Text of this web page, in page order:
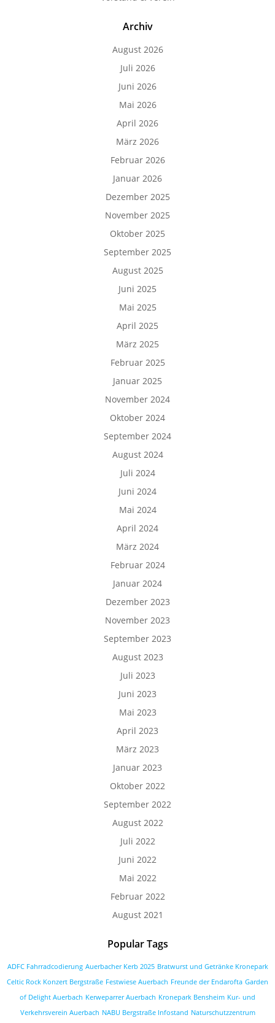
Archiv
August 2026
Juli 2026
Juni 2026
Mai 2026
April 2026
März 2026
Februar 2026
Januar 2026
Dezember 2025
November 2025
Oktober 2025
September 2025
August 2025
Juni 2025
Mai 2025
April 2025
März 2025
Februar 2025
Januar 2025
November 2024
Oktober 2024
September 2024
August 2024
Juli 2024
Juni 2024
Mai 2024
April 2024
März 2024
Februar 2024
Januar 2024
Dezember 2023
November 2023
September 2023
August 2023
Juli 2023
Juni 2023
Mai 2023
April 2023
März 2023
Januar 2023
Oktober 2022
September 2022
August 2022
Juli 2022
Juni 2022
Mai 2022
Februar 2022
August 2021
Popular Tags
ADFC Fahrradcodierung Auerbacher Kerb 2025 Bratwurst und Getränke Kronepark
Celtic Rock Konzert Bergstraße Festwiese Auerbach Freunde der Endarofta Garden
of Delight Auerbach Kerweparrer Auerbach Kronepark Bensheim Kur- und
Verkehrsverein Auerbach NABU Bergstraße Infostand Naturschutzzentrum